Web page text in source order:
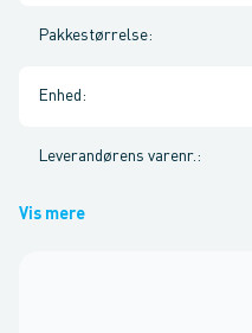
Pakkestørrelse:
Enhed :
Leverandørens varenr. :
Vis mere